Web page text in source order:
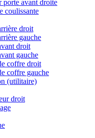
porte avant droite
coulissante
droit
gauche
droit
gauche
coffre droit
coffre gauche
(utilitaire)
droit